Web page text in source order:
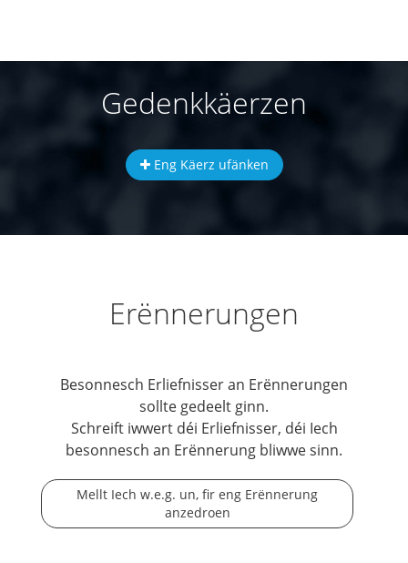
Gedenkkäerzen
Eng Käerz ufänken
Erënnerungen
Besonnesch Erliefnisser an Erënnerungen
sollte gedeelt ginn.
Schreift iwwert déi Erliefnisser, déi Iech
besonnesch an Erënnerung bliwwe sinn.
Mellt Iech w.e.g. un, fir eng Erënnerung
anzedroen